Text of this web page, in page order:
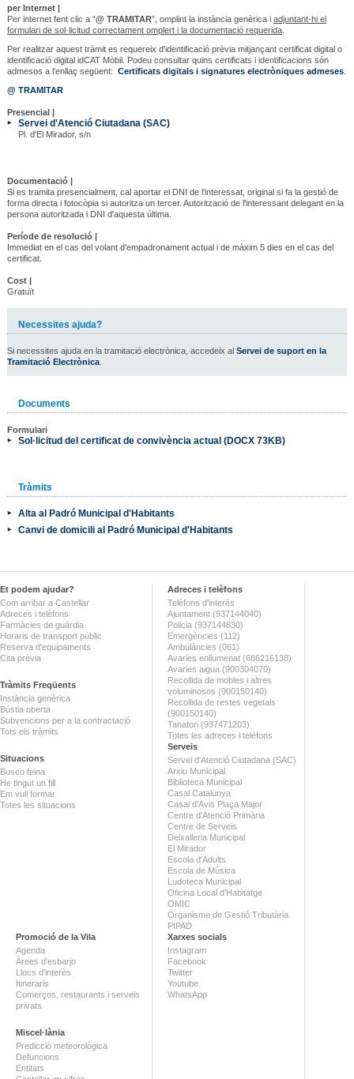
per Internet |
Per internet fent clic a “@ TRAMITAR”, omplint la instància genèrica i adjuntant-hi el
formulari de sol·licitud correctament omplert i la documentació requerida.
Per realitzar aquest tràmit es requereix d'identificació prèvia mitjançant certificat digital o
identificació digital idCAT Mòbil. Podeu consultar quins certificats i identificacions són
admesos a l'enllaç següent: Certificats digitals i signatures electròniques admeses.
@ TRAMITAR
Presencial |
Servei d'Atenció Ciutadana (SAC)
Pl. d'El Mirador, s/n
Documentació |
Si es tramita presencialment, cal aportar el DNI de l'interessat, original si fa la gestió de
forma directa i fotocòpia si autoritza un tercer. Autorització de l'interessant delegant en la
persona autoritzada i DNI d'aquesta última.
Període de resolució |
Immediat en el cas del volant d'empadronament actual i de màxim 5 dies en el cas del
certificat.
Cost |
Gratuït
Necessites ajuda?
Si necessites ajuda en la tramitació electrònica, accedeix al Servei de suport en la
Tramitació Electrònica.
Documents
Formulari
Sol·licitud del certificat de convivència actual (DOCX 73KB)
Tràmits
Alta al Padró Municipal d'Habitants
Canvi de domicili al Padró Municipal d'Habitants
Et podem ajudar?
Com arribar a Castellar
Adreces i telèfons
Farmàcies de guàrdia
Horaris de transport públic
Reserva d'equipaments
Cita prèvia
Tràmits Freqüents
Instància genèrica
Bústia oberta
Subvencions per a la contractació
Tots els tràmits
Situacions
Busco feina
He tingut un fill
Em vull formar
Totes les situacions
Adreces i telèfons
Telèfons d'interès
Ajuntament (937144040)
Policia (937144830)
Emergències (112)
Ambulàncies (061)
Avaries enllumenat (686216138)
Avaries aigua (900304070)
Recollida de mobles i altres
voluminosos (900150140)
Recollida de restes vegetals
(900150140)
Tanatori (937471203)
Totes les adreces i telèfons
Serveis
Servei d'Atenció Ciutadana (SAC)
Arxiu Municipal
Biblioteca Municipal
Casal Catalunya
Casal d'Avis Plaça Major
Centre d'Atenció Primària
Centre de Serveis
Deixalleria Municipal
El Mirador
Escola d'Adults
Escola de Música
Ludoteca Municipal
Oficina Local d'Habitatge
OMIC
Organisme de Gestió Tributària
PIPAD
Promoció de la Vila
Agenda
Àrees d'esbarjo
Llocs d'interès
Itineraris
Comerços, restaurants i serveis
privats
Miscel·lània
Predicció meteorològica
Defuncions
Entitats
Xarxes socials
Instagram
Facebook
Twitter
Youtube
WhatsApp